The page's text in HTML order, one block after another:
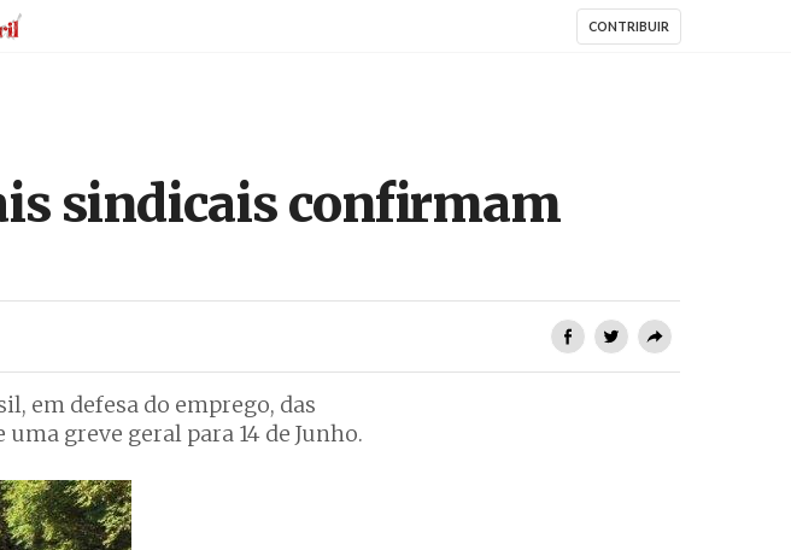
CONTRIBUIR
sindicais confirmam
em defesa do emprego, das
greve geral para 14 de Junho.